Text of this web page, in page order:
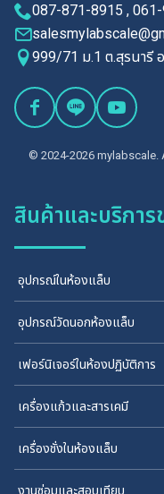
Search
087-871-8915 ,
999/71 ม.1 ต.สุรนารี
© 2024-2026 mylabscale.
สินค้าและบริการ
อุปกรณ์ในห้องแล็บ
อุปกรณ์วัดนอกห้องแล็บ
เฟอร์นิเจอร์ในห้องปฏิบัติการ
เครื่องแก้วและสารเคมี
เครื่องชั่งในห้องแล็บ
งานซ่อมและสอบเทียบ